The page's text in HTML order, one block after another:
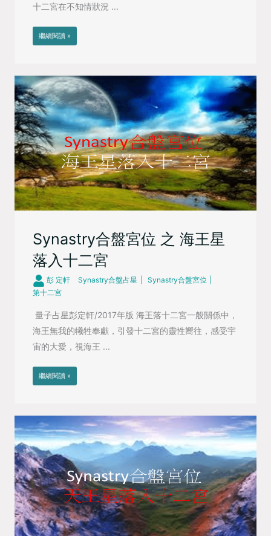
十二宮在不知情狀況 ...
繼續閱讀 »
Synastry合盤宮位 之 海王星
落入十二宮
彭 定軒 Synastry合盤占星
Synastry合盤宮位
第十二宮
量子占星彭定軒/2017年版 海王落十二宮一般關係中，
海王無我的犧牲奉獻，引發十二宮的靈性嚮往，感受宇
宙的大愛，視海王 ...
繼續閱讀 »